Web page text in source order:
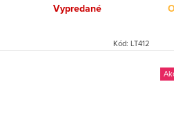
Vypredané
Kód: LT412